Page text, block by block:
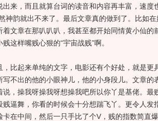
出来，而且就算台词的读音和内容再丰富，速度
神韵就出不来了。最后文章真的做到了。比如
着文章在那叭叭叭，我甚至都开始同情黄小仙
这样嘴贱心狠的“宇宙战贱”啊。
起来单纯的文字，电影还有个好处，就是更
写不出的他的小眼神儿，他的小身段儿。文章
说，操我呀操我呀想操我吧所以你丫是基佬。最
贱逼舞，你看的时候会十分想踹飞丫。更令人发
卡在中间，然后一只手比了个V，贱的指数简直爆